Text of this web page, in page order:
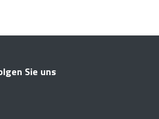
Sie uns